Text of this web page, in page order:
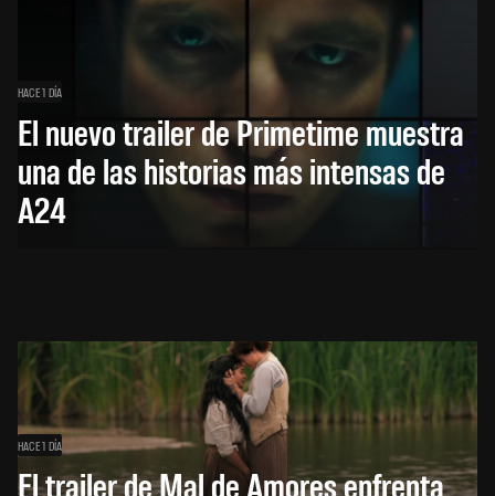
HACE 1 DÍA
El nuevo trailer de Primetime muestra
una de las historias más intensas de
A24
HACE 1 DÍA
El trailer de Mal de Amores enfrenta